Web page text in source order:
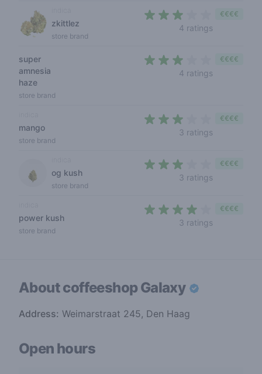
zkittlez
store brand
4 ratings
€€€€
super
amnesia
haze
store brand
4 ratings
€€€€
mango
store brand
3 ratings
€€€€
og kush
store brand
3 ratings
€€€€
power kush
store brand
3 ratings
€€€€
About coffeeshopGalaxy
Address: Weimarstraat 245, Den Haag
Open hours